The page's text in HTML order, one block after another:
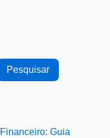
Pesquisar
Guia